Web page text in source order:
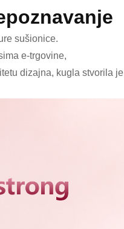
sušionice.
e-trgovine,
dizajna, kugla stvorila je